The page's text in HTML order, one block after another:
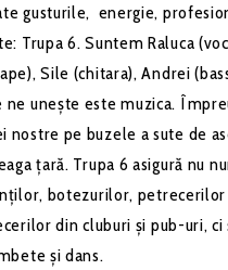
gusturile, energie,
Trupa 6. Suntem Raluca
Sile (chitara), Andrei
ne unește este muzica.
nostre pe buzele a sute de
țară. Trupa 6 asigură nu
botezurilor,
din cluburi și pub-uri, ci
și dans.